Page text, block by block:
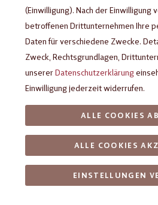
(Einwilligung). Nach der Einwilligung
betroffenen Drittunternehmen Ihre
Daten für verschiedene Zwecke.
Zweck, Rechtsgrundlagen,
unsererDatenschutzerklärung
Einwilligung jederzeit widerrufen.
EINSTELLUNGEN
ALLE COOKIES
ALLE COOKIES